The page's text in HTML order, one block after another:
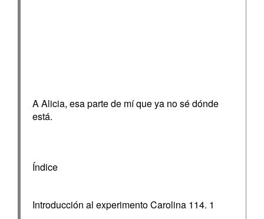
A Alicia, esa parte de mí que ya no sé dónde
está.
Índice
Introducción al experimento Carolina 114. 1